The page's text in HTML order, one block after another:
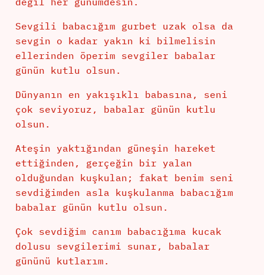
Sevgili babacığım gurbet uzak olsa da
sevgin o kadar yakın ki bilmelisin
ellerinden öperim sevgiler babalar
günün kutlu olsun.
Dünyanın en yakışıklı babasına, seni
çok seviyoruz, babalar günün kutlu
olsun.
Ateşin yaktığından güneşin hareket
ettiğinden, gerçeğin bir yalan
olduğundan kuşkulan; fakat benim seni
sevdiğimden asla kuşkulanma babacığım
babalar günün kutlu olsun.
Çok sevdiğim canım babacığıma kucak
dolusu sevgilerimi sunar, babalar
gününü kutlarım.